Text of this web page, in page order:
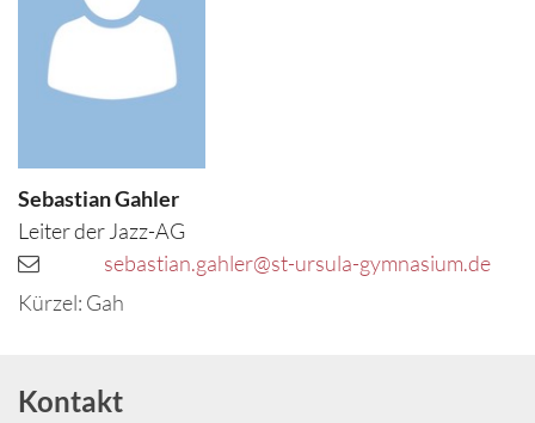
SebastianGahler
Leiter der Jazz-AG
sebastian.gahler@st-ursula-gymnasium.de
Kürzel: Gah
Kontakt